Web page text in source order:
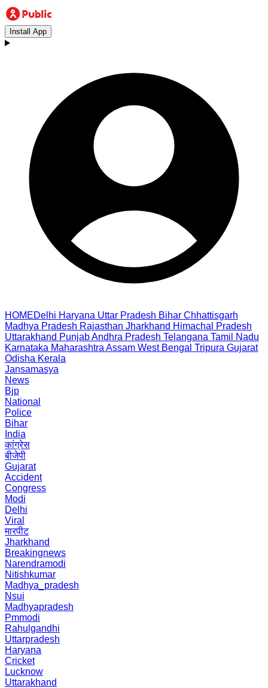
Install App
HOMEDelhi Haryana Uttar Pradesh Bihar Chhattisgarh
Madhya Pradesh Rajasthan Jharkhand Himachal Pradesh
Uttarakhand PunjabAndhra Pradesh Telangana Tamil Nadu
Karnataka Maharashtra Assam West Bengal Tripura Gujarat
Odisha Kerala
Jansamasya
News
Bjp
National
Police
Bihar
India
कांग्रेस
बीजेपी
Gujarat
Accident
Congress
Modi
Delhi
Viral
मारपीट
Jharkhand
Breakingnews
Narendramodi
Nitishkumar
Madhya_pradesh
Nsui
Madhyapradesh
Pmmodi
Rahulgandhi
Uttarpradesh
Haryana
Cricket
Lucknow
Uttarakhand